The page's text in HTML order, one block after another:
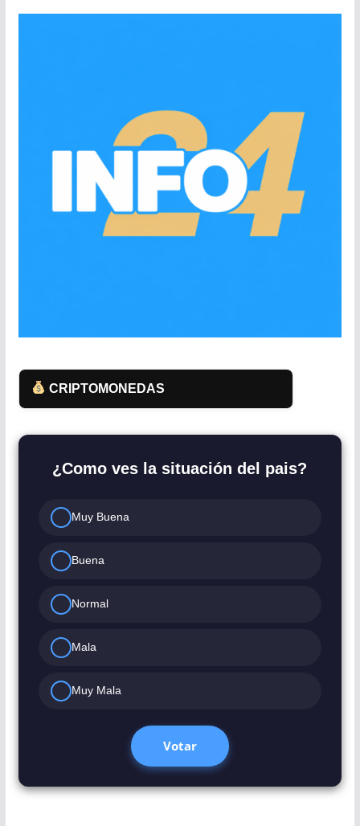
CRIPTOMONEDAS
¿Como ves la situación del pais?
Muy Buena
Buena
Normal
Mala
Muy Mala
Votar